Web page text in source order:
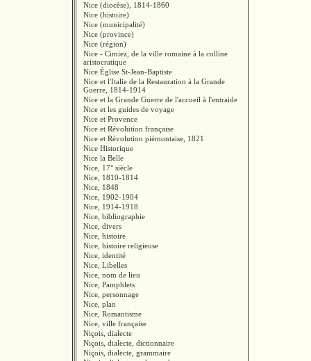
Nice (diocèse), 1814-1860
Nice (histoire)
Nice (municipalité)
Nice (province)
Nice (région)
Nice - Cimiez, de la ville romaine à la colline
aristocratique
Nice Église St-Jean-Baptiste
Nice et l'Italie de la Restauration à la Grande
Guerre, 1814-1914
Nice et la Grande Guerre de l'accueil à l'entraide
Nice et les guides de voyage
Nice et Provence
Nice et Révolution française
Nice et Révolution piémontaise, 1821
Nice Historique
Nice la Belle
Nice, 17° siècle
Nice, 1810-1814
Nice, 1848
Nice, 1902-1904
Nice, 1914-1918
Nice, bibliographie
Nice, divers
Nice, histoire
Nice, histoire religieuse
Nice, identité
Nice, Libelles
Nice, nom de lieu
Nice, Pamphlets
Nice, personnage
Nice, plan
Nice, Romantisme
Nice, ville française
Niçois, dialecte
Niçois, dialecte, dictionnaire
Niçois, dialecte, grammaire